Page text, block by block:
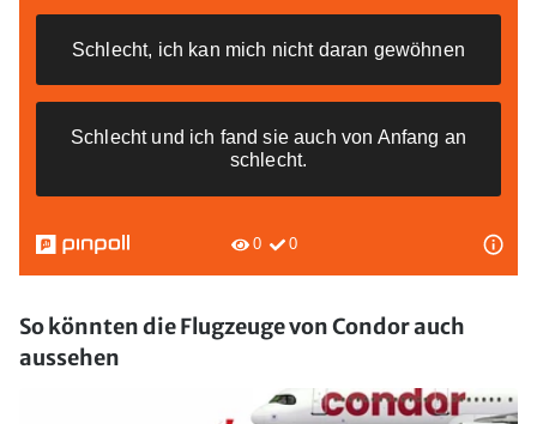
So könnten die Flugzeuge von Condor auch
aussehen